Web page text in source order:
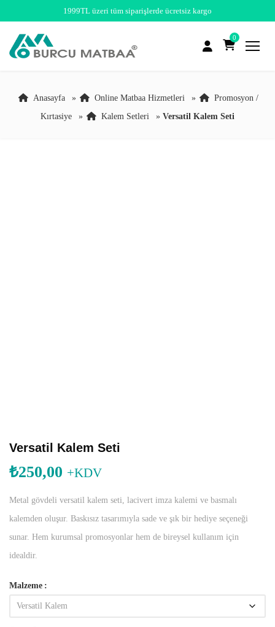
1999TL üzeri tüm siparişlerde ücretsiz kargo
0
Anasayfa » Online Matbaa Hizmetleri »
Promosyon /
Kırtasiye
» Kalem Setleri » Versatil Kalem Seti
Versatil Kalem Seti
₺250,00 +KDV
Metal gövdeli versatil kalem seti, lacivert imza kalemi ve basmalı
kalemden oluşur. Baskısız tasarımıyla sade ve şık bir hediye seçeneği
sunar. Hem kurumsal promosyonlar hem de bireysel kullanım için
idealdir.
Malzeme